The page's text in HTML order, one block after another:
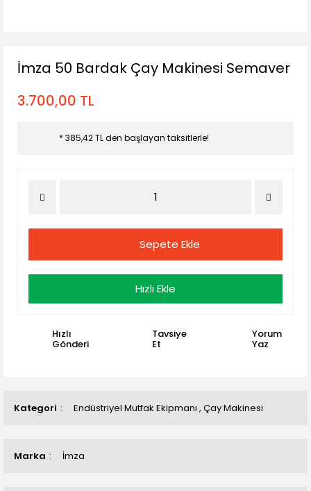
Kategori Endüstriyel Mutfak Ekipmanı , Çay Makinesi
Marka İmza
İmza 50 Bardak Çay Makinesi Semaver
3.700,00 TL
* 385,42 TL den başlayan taksitlerle!
Sepete Ekle
Hızlı Ekle
Hızlı
Gönderi
Tavsiye
Et
Yorum
Yaz